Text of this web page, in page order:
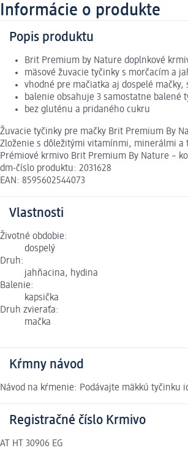
Informácie o produkte
Popis produktu
Brit Premium by Nature doplnkové
mäsové žuvacie tyčinky s morčacím a
vhodné pre mačiatka aj dospelé
balenie obsahuje 3 samostatne balené
bez gluténu a pridaného cukru
Žuvacie tyčinky pre mačky Brit Premium By
Zloženie s dôležitými vitamínmi, minerálmi a
Prémiové krmivo Brit Premium By Nature –
dm-číslo produktu: 2031628
EAN: 8595602544073
Vlastnosti
Životné obdobie:
dospelý
Druh:
jahňacina, hydina
Balenie:
kapsička
Druh zvieraťa:
mačka
Kŕmny návod
Návod na kŕmenie: Podávajte mäkkú tyčinku
Registračné číslo Krmivo
AT HT 30906 EG